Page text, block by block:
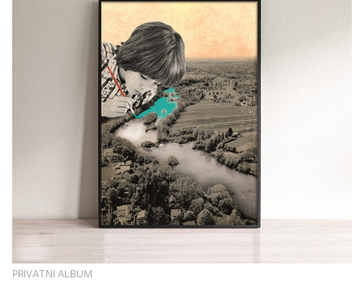
PRIVATNI ALBUM